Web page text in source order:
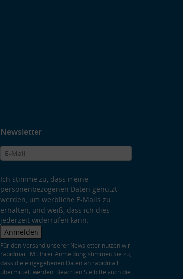
Newsletter
Ich stimme zu, dass meine
personenbezogenen Daten genutzt
werden, um werbliche E-Mails zu
erhalten, und weiß, dass ich dies
jederzeit widerrufen kann.
Anmelden
Für den Versand unserer Newsletter nutzen wir
rapidmail. Mit Ihrer Anmeldung stimmen Sie zu,
dass die eingegebenen Daten an rapidmail
übermittelt werden. Beachten Sie bitte auch die